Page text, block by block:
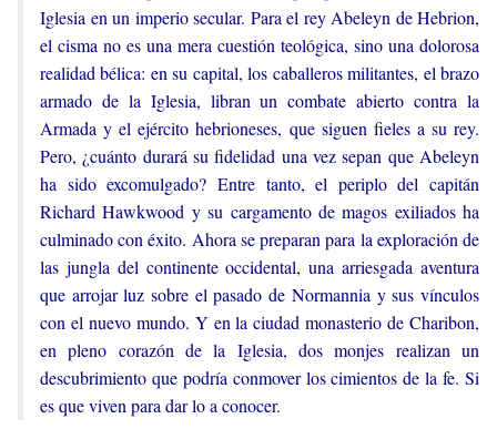
Iglesia en un imperio secular. Para el rey Abeleyn de Hebrion,
el cisma no es una mera cuestión teológica, sino una dolorosa
realidad bélica: en su capital, los caballeros militantes, el brazo
armado de la Iglesia, libran un combate abierto contra la
Armada y el ejército hebrioneses, que siguen fieles a su rey.
Pero, ¿cuánto durará su fidelidad una vez sepan que Abeleyn
ha sido excomulgado? Entre tanto, el periplo del capitán
Richard Hawkwood y su cargamento de magos exiliados ha
culminado con éxito. Ahora se preparan para la exploración de
las jungla del continente occidental, una arriesgada aventura
que arrojar luz sobre el pasado de Normannia y sus vínculos
con el nuevo mundo. Y en la ciudad monasterio de Charibon,
en pleno corazón de la Iglesia, dos monjes realizan un
descubrimiento que podría conmover los cimientos de la fe. Si
es que viven para dar lo a conocer.